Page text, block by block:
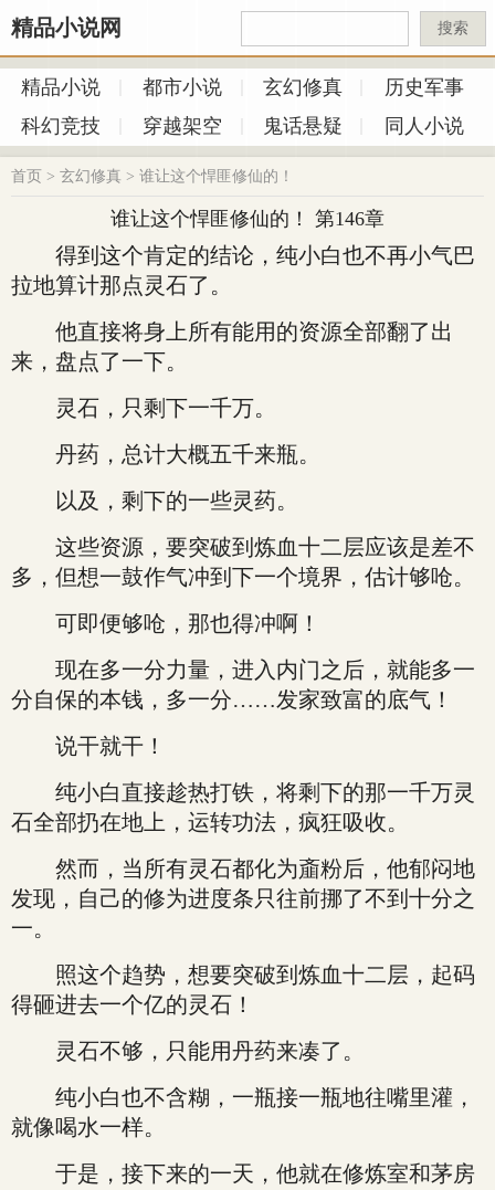
精品小说网 搜索
精品小说 都市小说 玄幻修真
历史军事
科幻竞技
穿越架空 鬼话悬疑 同人小说
首页 > 玄幻修真 > 谁让这个悍匪修仙的！
谁让这个悍匪修仙的！ 第146章
得到这个肯定的结论，纯小白也不再小气巴
拉地算计那点灵石了。
他直接将身上所有能用的资源全部翻了出
来，盘点了一下。
灵石，只剩下一千万。
丹药，总计大概五千来瓶。
以及，剩下的一些灵药。
这些资源，要突破到炼血十二层应该是差不
多，但想一鼓作气冲到下一个境界，估计够呛。
可即便够呛，那也得冲啊！
现在多一分力量，进入内门之后，就能多一
分自保的本钱，多一分……发家致富的底气！
说干就干！
纯小白直接趁热打铁，将剩下的那一千万灵
石全部扔在地上，运转功法，疯狂吸收。
然而，当所有灵石都化为齑粉后，他郁闷地
发现，自己的修为进度条只往前挪了不到十分之
一。
照这个趋势，想要突破到炼血十二层，起码
得砸进去一个亿的灵石！
灵石不够，只能用丹药来凑了。
纯小白也不含糊，一瓶接一瓶地往嘴里灌，
就像喝水一样。
于是，接下来的一天，他就在修炼室和茅房